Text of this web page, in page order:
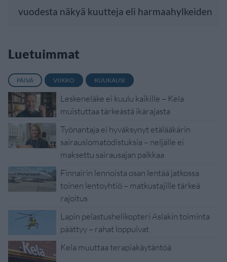
vuodesta näkyä kuutteja eli harmaahylkeiden
Luetuimmat
PÄIVÄ VIIKKO KUUKAUSI
Leskeneläke ei kuulu kaikille – Kela
muistuttaa tärkeästä ikärajasta
Työnantaja ei hyväksynyt etälääkärin
sairauslomatodistuksia – neljälle ei
maksettu sairausajan palkkaa
Finnairin lennoista osan lentää jatkossa
toinen lentoyhtiö – matkustajille tärkeä
rajoitus
Lapin pelastushelikopteri Aslakin toiminta
päättyy – rahat loppuivat
Kela muuttaa terapiakäytäntöä